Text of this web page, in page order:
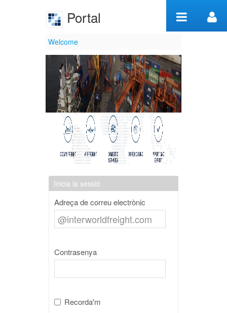
Portal
Welcome
Welcome
Inicia la sessió
Adreça de correu electrònic
Contrasenya
Recorda'm